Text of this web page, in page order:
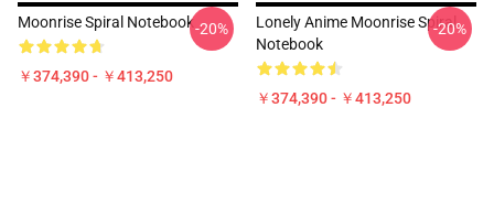
Moonrise Spiral Notebook
￥374,390 - ￥413,250
-20%
Lonely Anime Moonrise Spiral
Notebook
￥374,390 - ￥413,250
-20%